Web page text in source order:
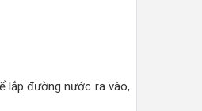
lắp đường nước ra vào,